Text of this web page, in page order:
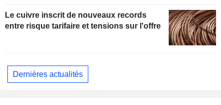
Le cuivre inscrit de nouveaux records
entre risque tarifaire et tensions sur l'offre
Dernières actualités